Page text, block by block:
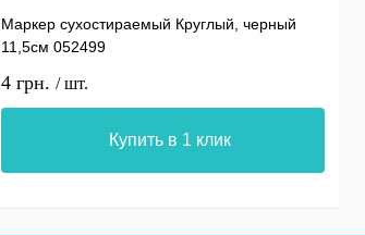
Маркер сухостираемый Круглый, черный
11,5см 052499
4 грн. / шт.
Купить в 1 клик